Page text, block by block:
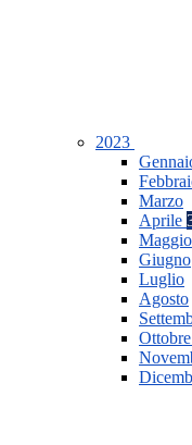
2023
Marzo
Aprile
Maggio
Giugno
Luglio
Agosto
Ottobre